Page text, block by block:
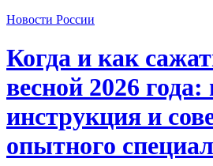
Новости России
Когда и как
весной 2026
инструкция и
опытного